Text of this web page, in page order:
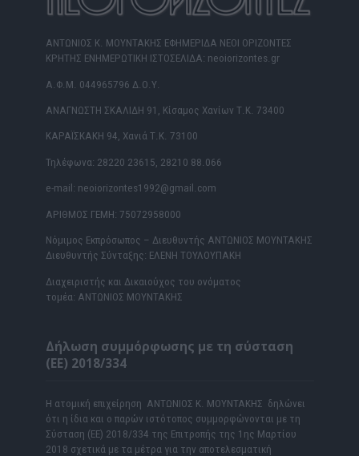
ΑΝΤΩΝΙΟΣ Κ. ΜΟΥΝΤΑΚΗΣ ΕΦΗΜΕΡΙΔΑ ΝΕΟΙ ΟΡΙΖΟΝΤΕΣ
ΚΡΗΤΗΣ ΕΝΗΜΕΡΩΤΙΚΗ ΙΣΤΟΣΕΛΙΔΑ: neoiorizontes.gr
Α.Φ.Μ. 044965796 Δ.Ο.Υ.
ΑΝΑΓΝΩΣΤΗ ΣΚΑΛΙΔΗ 91, Κίσαμος Χανίων Τ.Κ. 73400
ΚΑΡΑΪΣΚΑΚΗ 94, Χανιά Τ.Κ. 73100
Τηλέφωνα: 28220 23615, 28210 88.066
e-mail: neoiorizontes1992@gmail.com
ΑΡΙΘΜΟΣ ΓΕΜΗ: 75072958000
Νόμιμος Εκπρόσωπος – Διευθυντής ΑΝΤΩΝΙΟΣ ΜΟΥΝΤΑΚΗΣ
Διευθυντής Σύνταξης: ΕΛΕΝΗ ΤΟΥΛΟΥΠΑΚΗ
Διαχειριστής και Δικαιούχος του ονόματος
τομέα: ΑΝΤΩΝΙΟΣ ΜΟΥΝΤΑΚΗΣ
Δήλωση συμμόρφωσης με τη σύσταση
(ΕΕ) 2018/334
Η ατομική επιχείρηση ΑΝΤΩΝΙΟΣ Κ. ΜΟΥΝΤΑΚΗΣ δηλώνει
ότι η ίδια και ο παρών ιστότοπος συμμορφώνονται με τη
Σύσταση (ΕΕ) 2018/334 της Επιτροπής της 1ης Μαρτίου
2018 σχετικά με τα μέτρα για την αποτελεσματική